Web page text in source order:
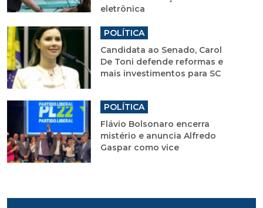
eletrônica
POLÍTICA
Candidata ao Senado, Carol
De Toni defende reformas e
mais investimentos para SC
POLÍTICA
Flávio Bolsonaro encerra
mistério e anuncia Alfredo
Gaspar como vice